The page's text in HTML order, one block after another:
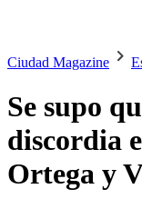
Ciudad Magazine
Se supo
discordia
Ortega y